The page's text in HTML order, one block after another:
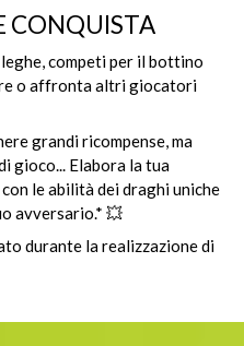
CONQUISTA
competi per il bottino
o affronta altri giocatori
grandi ricompense, ma
gioco... Elabora la tua
le abilità dei draghi uniche
avversario.* 💥
durante la realizzazione di